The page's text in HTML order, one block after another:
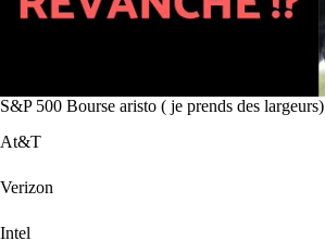
S&P 500 Bourse aristo ( je prends des largeurs)
At&T
Verizon
Intel